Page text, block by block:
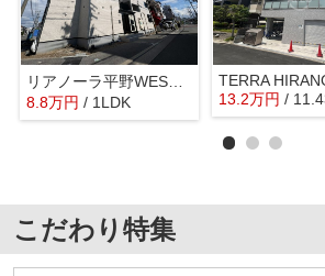
リアノーラ平野WEST 平野南小学校区
8.8万円 / 1LDK
13.2万円 /
こだわり特集